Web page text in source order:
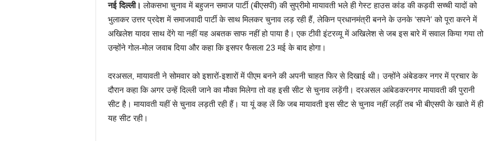
नई दिल्ली। लोकसभा चुनाव में बहुजन समाज पार्टी (बीएसपी) की सुप्रीमो मायावती भले ही गेस्ट हाउस कांड की कड़वी सच्ची यादों को
भुलाकर उत्तर प्रदेश में समाजवादी पार्टी के साथ मिलकर चुनाव लड़ रही हैं, लेकिन प्रधानमंत्री बनने के उनके ‘सपने’ को पूरा करने में
अखिलेश यादव साथ देंगे या नहीं यह अबतक साफ नहीं हो पाया है। एक टीवी इंटरव्यू में अखिलेश से जब इस बारे में सवाल किया गया तो
उन्होंने गोल-मोल जवाब दिया और कहा कि इसपर फैसला 23 मई के बाद होगा।
दरअसल, मायावती ने सोमवार को इशारों-इशारों में पीएम बनने की अपनी चाहत फिर से दिखाई थी। उन्होंने अंबेडकर नगर में प्रचार के
दौरान कहा कि अगर उन्हें दिल्ली जाने का मौका मिलेगा तो वह इसी सीट से चुनाव लड़ेंगी। दरअसल आंबेडकरनगर मायावती की पुरानी
सीट है। मायावती यहीं से चुनाव लड़ती रही हैं। या यूं कह लें कि जब मायावती इस सीट से चुनाव नहीं लड़ीं तब भी बीएसपी के खाते में ही
यह सीट रही।